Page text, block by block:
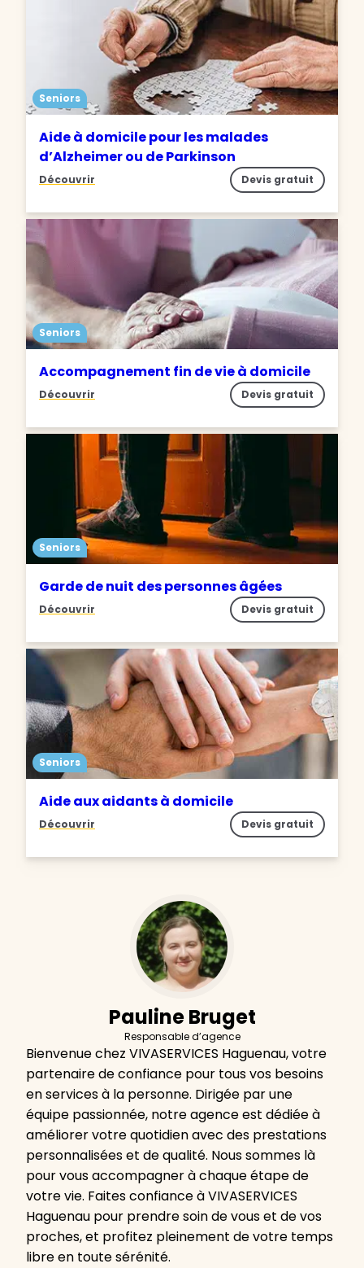
Seniors
Aide à domicile pour les malades
d’Alzheimer ou de Parkinson
Découvrir Devis gratuit
Seniors
Accompagnement fin de vie à domicile
Découvrir Devis gratuit
Seniors
Garde de nuit des personnes âgées
Découvrir Devis gratuit
Seniors
Aide aux aidants à domicile
Découvrir Devis gratuit
Pauline Bruget
Responsable d’agence
Bienvenue chez VIVASERVICES Haguenau, votre
partenaire de confiance pour tous vos besoins
en services à la personne. Dirigée par une
équipe passionnée, notre agence est dédiée à
améliorer votre quotidien avec des prestations
personnalisées et de qualité. Nous sommes là
pour vous accompagner à chaque étape de
votre vie. Faites confiance à VIVASERVICES
Haguenau pour prendre soin de vous et de vos
proches, et profitez pleinement de votre temps
libre en toute sérénité.